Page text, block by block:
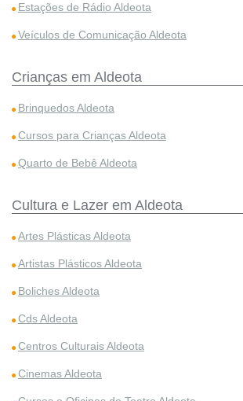
Estações de Rádio Aldeota
Veículos de Comunicação Aldeota
Crianças em Aldeota
Brinquedos Aldeota
Cursos para Crianças Aldeota
Quarto de Bebê Aldeota
Cultura e Lazer em Aldeota
Artes Plásticas Aldeota
Artistas Plásticos Aldeota
Boliches Aldeota
Cds Aldeota
Centros Culturais Aldeota
Cinemas Aldeota